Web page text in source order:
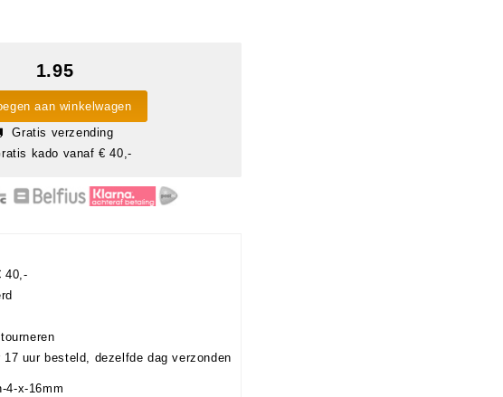
1.95
aan winkelwagen
Gratis verzending
kado vanaf € 40,-
40,-
17 uur besteld, dezelfde dag verzonden
4-x-16mm